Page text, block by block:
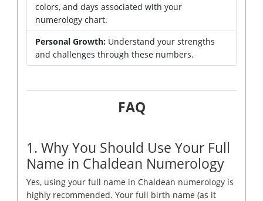
colors, and days associated with your
numerology chart.
Personal Growth: Understand your strengths
and challenges through these numbers.
FAQ
1. Why You Should Use Your Full
Name in Chaldean Numerology
Yes, using your full name in Chaldean numerology is
highly recommended. Your full birth name (as it